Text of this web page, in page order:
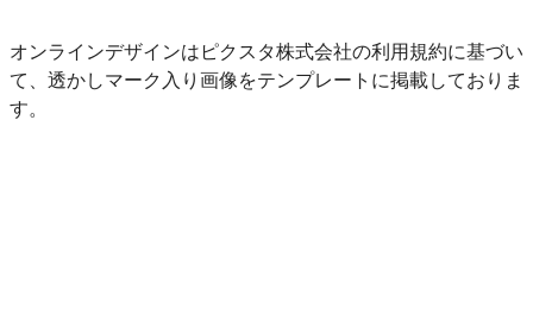
オンラインデザインはピクスタ株式会社の利用規約に基づい
て、透かしマーク入り画像をテンプレートに掲載しておりま
す。